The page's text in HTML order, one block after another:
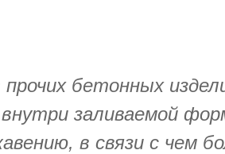
бетонных
внутри заливаемой
в связи с чем